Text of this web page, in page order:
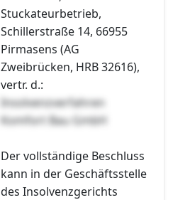
Stuckateurbetrieb,
Schillerstraße 14, 66955
Pirmasens (AG
Zweibrücken, HRB 32616),
vertr. d.:
Insolvenzverfahren
Komfort Bau GmbH
Der vollständige Beschluss
kann in der Geschäftsstelle
des Insolvenzgerichts